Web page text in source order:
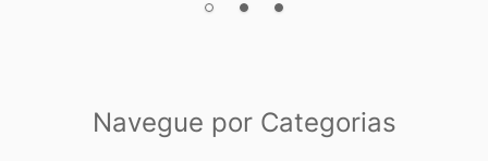
Navegue por Categorias